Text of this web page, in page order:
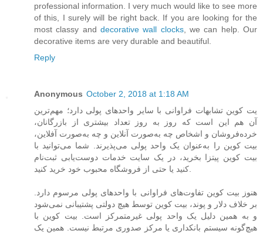
professional information. I very much would like to see more
of this, I surely will be right back. If you are looking for the
most classy and decorative wall clocks, we can help. Our
decorative items are very durable and beautiful.
Reply
Anonymous October 2, 2018 at 1:18 AM
یت‌ کوین تشابهات فراوانی با سایر واحدهای پولی دارد؛ مهم‌ترین
آن هم این است که روز به روز تعداد بیشتری از بازرگانان،
خرده‌فروشان و اشخاص چه به‌صورت آنلاین و چه به‌صورت آفلاین،
بیت‌ کوین را به‌عنوان یک واحد پولی می‌پذیرند. شما می‌توانید با
بیت‌ کوین پیتزا بخرید، در یک سایت خدمات دوست‌یابی ثبت‌نام
هنوز بیت‌ کوین تفاوت‌های فراوانی با واحدهای پولی مرسوم دارد.
بر خلاف دلار و پوند، بیت‌ کوین توسط هیچ دولتی پشتیبانی نمی‌شود
و به همین دلیل یک واحد پولی غیرمتمرکز است. بیت‌ کوین با
هیچ‌گونه سیستم بانکداری یا مرکز صدوری مرتبط نیست. همین یک